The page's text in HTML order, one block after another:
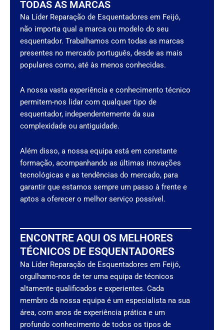
TODAS AS MARCAS
Na Líder Reparação de Esquentadores em Feijó,
não importa qual a marca ou modelo do seu
esquentador. Trabalhamos com todas as marcas
presentes no mercado português, desde as mais
populares como, até às menos conhecidas.
A nossa vasta experiência e conhecimento técnico
permitem-nos lidar com qualquer tipo de
esquentador, independentemente da sua
complexidade ou antiguidade.
Além disso, a nossa equipa está em constante
formação, acompanhando as últimas inovações
tecnológicas e as tendências do mercado, para
garantir que estamos sempre um passo à frente e
aptos a oferecer o melhor serviço possível.
ENCONTRE AQUI OS MELHORES
TÉCNICOS DE ESQUENTADORES
Na Líder Reparação de Esquentadores em Feijó,
orgulhamo-nos de ter uma equipa de técnicos
altamente qualificados e experientes. Cada
membro da nossa equipa é um especialista na sua
área, com anos de experiência prática e um
profundo conhecimento de todos os tipos de